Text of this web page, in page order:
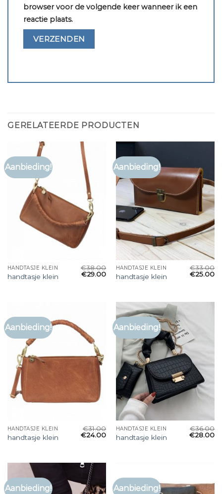
browser voor de volgende keer wanneer ik een
reactie plaats.
GERELATEERDE PRODUCTEN
Aanbieding!
HANDTASJE KLEIN
handtasje klein
€38.00
€29.00
Aanbieding!
HANDTASJE KLEIN
handtasje klein
€33.00
€25.00
Aanbieding!
HANDTASJE KLEIN
handtasje klein
€31.00
€24.00
Aanbieding!
HANDTASJE KLEIN
handtasje klein
€36.00
€28.00
Aanbieding! Aanbieding!